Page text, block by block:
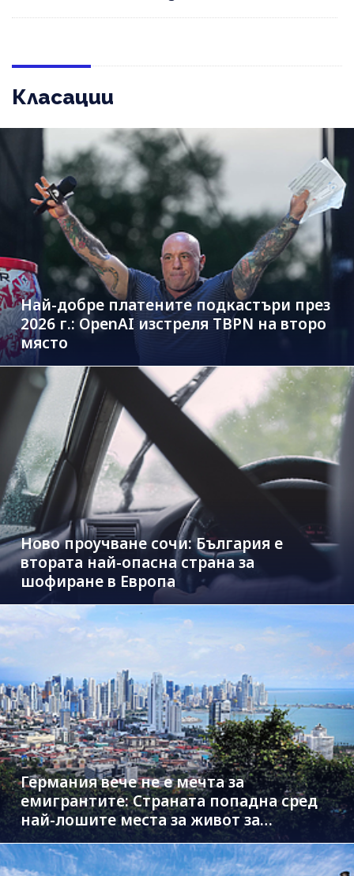
Класации
Най-добре платените подкастъри през
2026 г.: OpenAI изстреля TBPN на второ
място
Ново проучване сочи: България е
втората най-опасна страна за
шофиране в Европа
Германия вече не е мечта за
емигрантите: Страната попадна сред
най-лошите места за живот за
чужденци